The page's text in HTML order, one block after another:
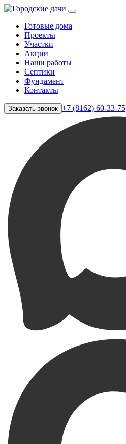
Готовые дома
Проекты
Участки
Акции
Наши работы
Септики
Фундамент
Контакты
Заказать звонок +7 (8162) 60-33-75